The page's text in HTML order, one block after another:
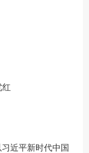
近平新时代中国